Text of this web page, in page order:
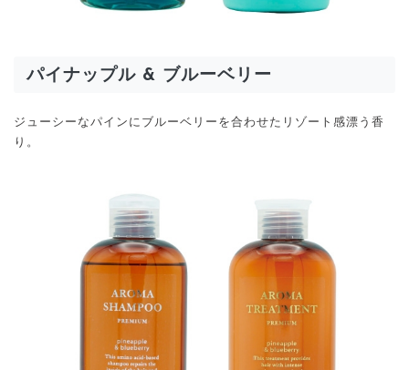
パイナップル & ブルーベリー
ジューシーなパインにブルーベリーを合わせたリゾート感漂う香
り。